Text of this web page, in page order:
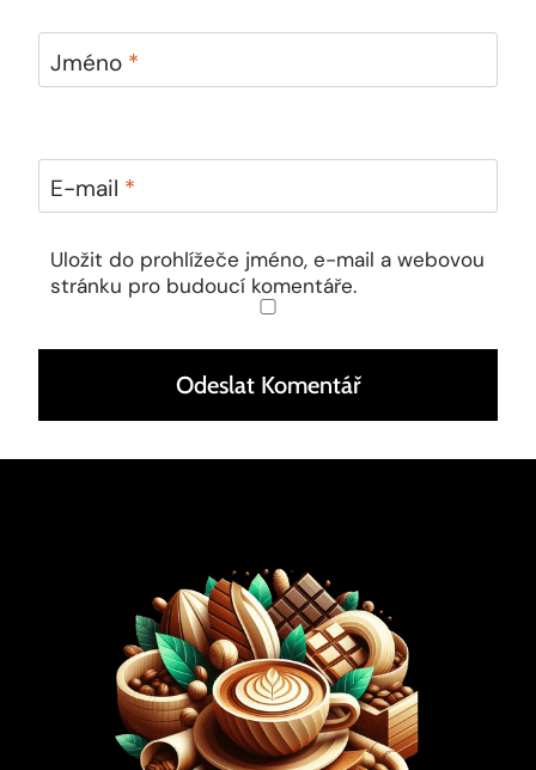
Jméno *
E-mail *
Uložit do prohlížeče jméno, e-mail a webovou
stránku pro budoucí komentáře.